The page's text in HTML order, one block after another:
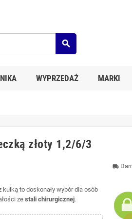
search
WYPRZEDAŻ MARKI
złoty 1,2/6/3
to doskonały wybór dla osób
ze stali chirurgicznej.
local_shipping